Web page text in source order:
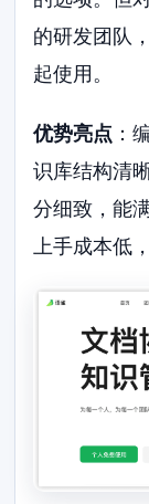
的研发团队
起使用。
优势亮点 ：
识库结构清
分细致，能
上手成本低